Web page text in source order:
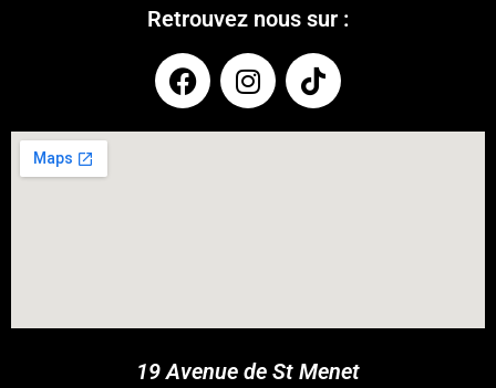
Retrouvez nous sur :
19 Avenue de St Menet